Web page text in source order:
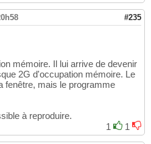
#235
mémoire. Il lui arrive de devenir
2G d'occupation mémoire. Le
fenêtre, mais le programme
à reproduire.
1
1